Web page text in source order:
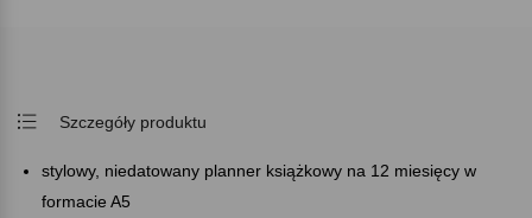
Szczegóły produktu
stylowy, niedatowany planner książkowy na 12 miesięcy w
formacie A5